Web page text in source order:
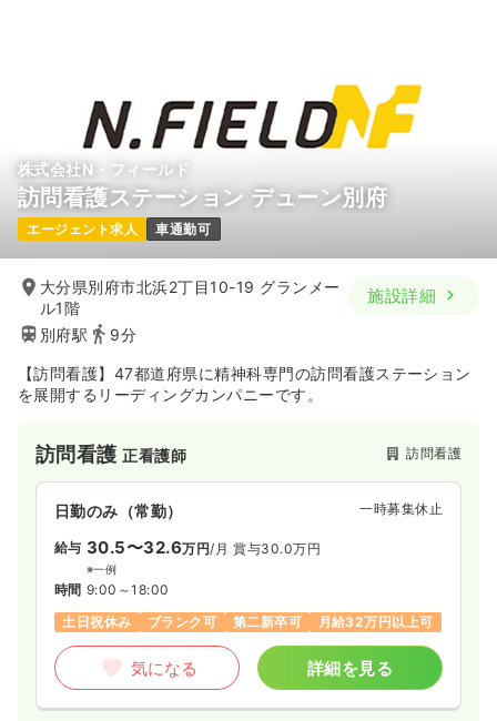
株式会社N・フィールド
訪問看護ステーション デューン別府
エージェント求人 車通勤可
大分県別府市北浜2丁目10-19 グランメー
ル1階
別府駅
9分
施設詳細
【訪問看護】47都道府県に精神科専門の訪問看護ステーション
を展開するリーディングカンパニーです。
訪問看護正看護師 訪問看護
日勤のみ（常勤） 一時募集休止
給与 30.5〜32.6万円/月 賞与30.0万円
※一例
時間 9:00～18:00
土日祝休み
ブランク可 第二新卒可 月給32万円以上可
気になる 詳細を見る